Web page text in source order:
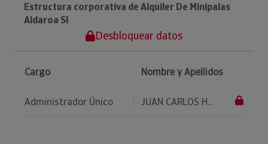
Estructura corporativa de Alquiler De Minipalas
Aldaroa Sl
Desbloquear datos
Cargo Nombre y Apellidos
Administrador Único JUAN CARLOS H...